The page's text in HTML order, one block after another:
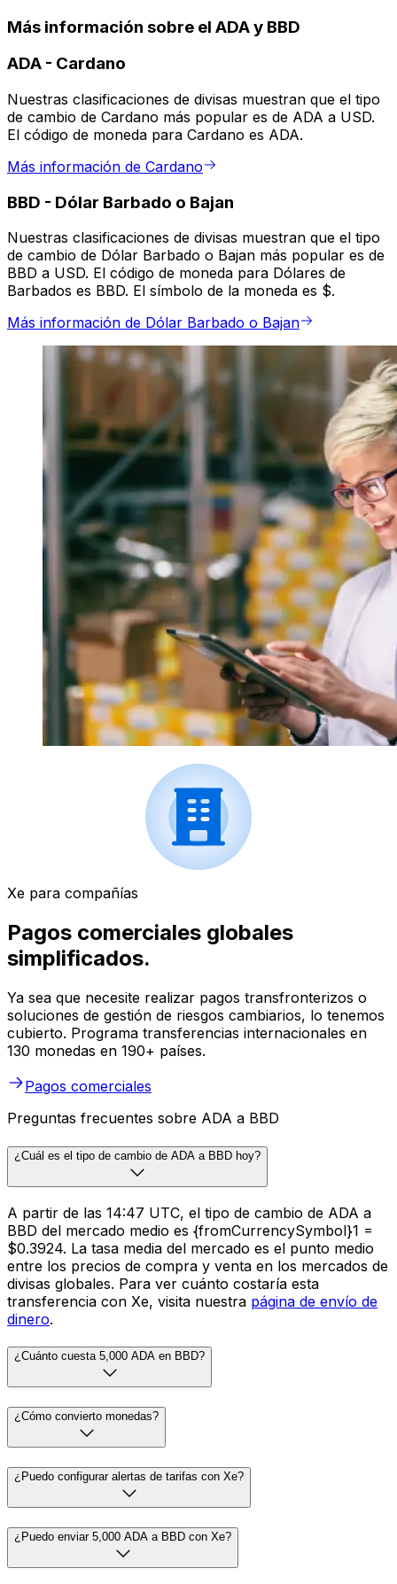
Más información sobre el ADA y BBD
ADA - Cardano
Nuestras clasificaciones de divisas muestran que el tipo
de cambio de Cardano más popular es de ADA a USD.
El código de moneda para Cardano es ADA.
Más información de Cardano
BBD - Dólar Barbado o Bajan
Nuestras clasificaciones de divisas muestran que el tipo
de cambio de Dólar Barbado o Bajan más popular es de
BBD a USD. El código de moneda para Dólares de
Barbados es BBD. El símbolo de la moneda es $.
Más información de Dólar Barbado o Bajan
Xe para compañías
Pagos comerciales globales
simplificados.
Ya sea que necesite realizar pagos transfronterizos o
soluciones de gestión de riesgos cambiarios, lo tenemos
cubierto. Programa transferencias internacionales en
130 monedas en 190+ países.
Pagos comerciales
Preguntas frecuentes sobre ADA a BBD
¿Cuál es el tipo de cambio de ADA a BBD hoy?
A partir de las 14:47 UTC, el tipo de cambio de ADA a
BBD del mercado medio es {fromCurrencySymbol}1 =
$0.3924. La tasa media del mercado es el punto medio
entre los precios de compra y venta en los mercados de
divisas globales. Para ver cuánto costaría esta
transferencia con Xe, visita nuestra página de envío de
dinero.
¿Cuánto cuesta 5,000 ADA en BBD?
¿Cómo convierto monedas?
¿Puedo configurar alertas de tarifas con Xe?
¿Puedo enviar 5,000 ADA a BBD con Xe?